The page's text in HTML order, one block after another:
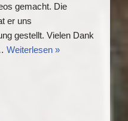
gemacht. Die
er uns
gestellt. Vielen Dank
Weiterlesen »